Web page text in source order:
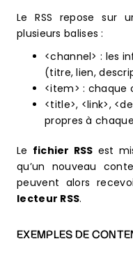
Le RSS repose sur
plusieurs balises :
<channel> : les
(titre, lien,
<item> : chaque
<title>, <link>,
propres à
Le fichier RSS est
qu’un nouveau
peuvent alors
lecteur RSS.
EXEMPLES DE